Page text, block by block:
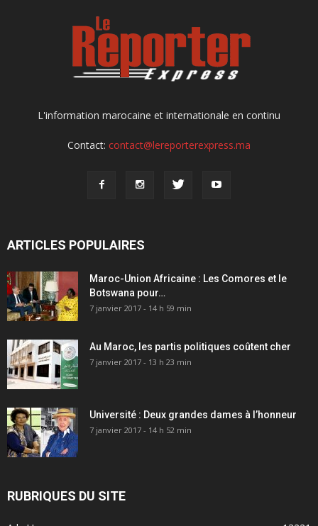
L'information marocaine et internationale en continu
Contact: contact@lereporterexpress.ma
ARTICLES POPULAIRES
Maroc-Union Africaine : Les Comores et le
Botswana pour…
7 janvier 2017 - 14 h 59 min
Au Maroc, les partis politiques coûtent cher
7 janvier 2017 - 13 h 23 min
Université : Deux grandes dames à l’honneur
7 janvier 2017 - 14 h 52 min
RUBRIQUES DU SITE